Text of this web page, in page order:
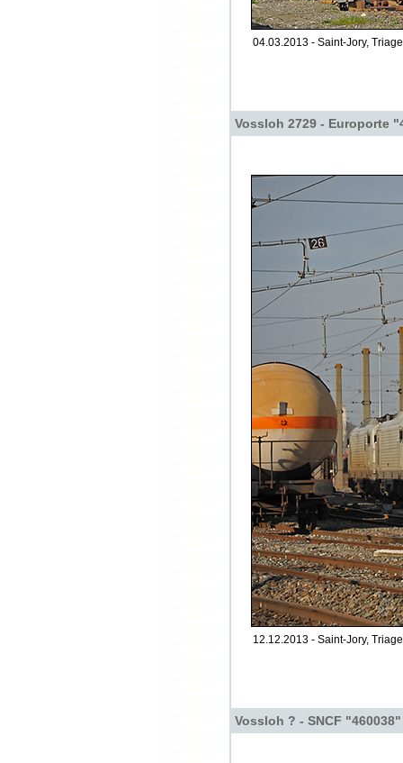
04.03.2013 - Saint-Jory,
Vossloh 2729 - Europorte
12.12.2013 - Saint-Jory,
Vossloh ? - SNCF "460038"